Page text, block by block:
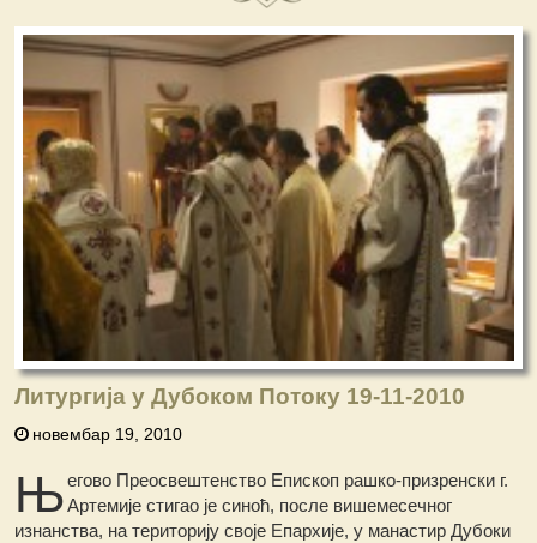
Литургија у Дубоком Потоку 19-11-2010
новембар 19, 2010
Његово Преосвештенство Епископ рашко-призренски г.
Артемије стигао је синоћ, после вишемесечног
изнанства, на територију своје Епархије, у манастир Дубоки